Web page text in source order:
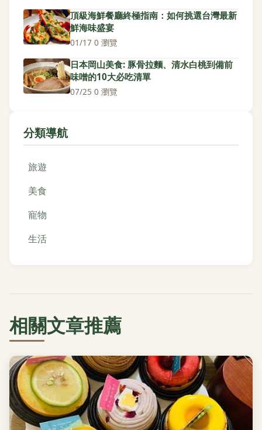
頂級海鮮餐廳終極指南：如何挑選台灣最新
鮮海味盛宴
01/17·0 瀏覽
日本岡山美食: 豚骨拉麵、清水白桃到備前
味噌的10大必吃清單
07/25·0 瀏覽
分類導航
旅遊
美食
寵物
生活
相關文章推薦